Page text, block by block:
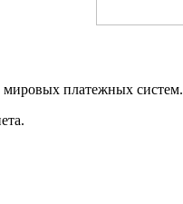
платежных систем.